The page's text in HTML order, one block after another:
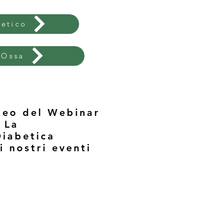
del Webinar
nostri eventi